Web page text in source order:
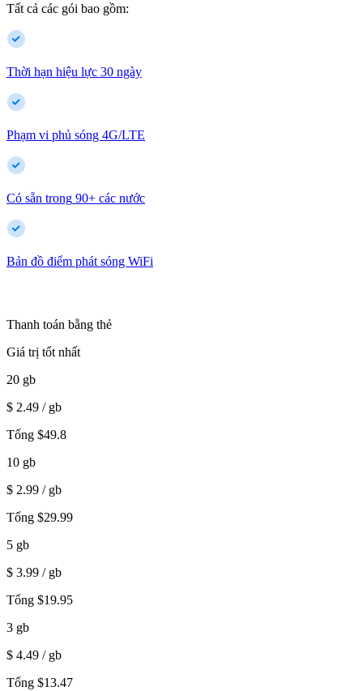
Tất cả các gói bao gồm:
Thời hạn hiệu lực 30 ngày
Phạm vi phủ sóng 4G/LTE
Có sẵn trong 90+ các nước
Bản đồ điểm phát sóng WiFi
Thanh toán bằng thẻ
Giá trị tốt nhất
20 gb
$ 2.49 / gb
Tổng $49.8
10 gb
$ 2.99 / gb
Tổng $29.99
5 gb
$ 3.99 / gb
Tổng $19.95
3 gb
$ 4.49 / gb
Tổng $13.47